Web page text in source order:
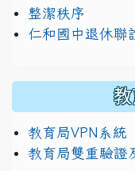
整潔秩序
仁和國中退休聯
教育局VPN系統
教育局雙重驗證